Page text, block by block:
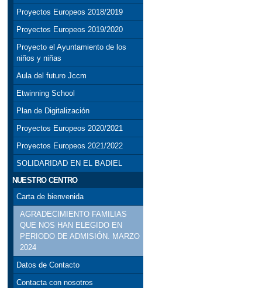
Proyectos Europeos 2018/2019
Proyectos Europeos 2019/2020
Proyecto el Ayuntamiento de los
niños y niñas
Aula del futuro Jccm
Etwinning School
Plan de Digitalización
Proyectos Europeos 2020/2021
Proyectos Europeos 2021/2022
SOLIDARIDAD EN EL BADIEL
NUESTRO CENTRO
Carta de bienvenida
AGRADECIMIENTO FAMILIAS
QUE NOS HAN ELEGIDO EN
PERIODO DE ADMISIÓN. MARZO
2024
Datos de Contacto
Contacta con nosotros